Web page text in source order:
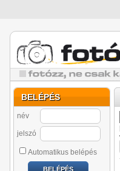
BELÉPÉS
név
jelszó
Automatikus belépés